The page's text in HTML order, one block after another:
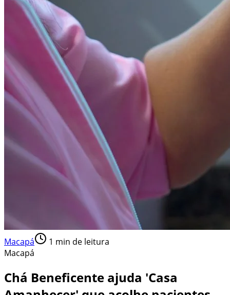
Macapá 1 min de leitura
Macapá
Chá Beneficente ajuda 'Casa